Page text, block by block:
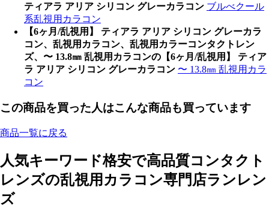
ティアラ アリア シリコン グレーカラコン ブルべクール
系乱視用カラコン
【6ヶ月/乱視用】 ティアラ アリア シリコン グレーカラ
コン、乱視用カラコン、乱視用カラーコンタクトレン
ズ、〜 13.8㎜ 乱視用カラコンの【6ヶ月/乱視用】 ティア
ラ アリア シリコン グレーカラコン 〜 13.8㎜ 乱視用カラ
コン
この商品を買った人はこんな商品も買っています
商品一覧に戻る
人気キーワード格安で高品質コンタクト
レンズの乱視用カラコン専門店ランレン
ズ